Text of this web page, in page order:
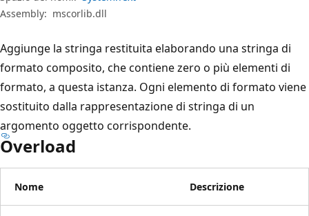
Assembly: mscorlib.dll
Aggiunge la stringa restituita elaborando una stringa di
formato composito, che contiene zero o più elementi di
formato, a questa istanza. Ogni elemento di formato viene
sostituito dalla rappresentazione di stringa di un
argomento oggetto corrispondente.
Overload
Nome Descrizione